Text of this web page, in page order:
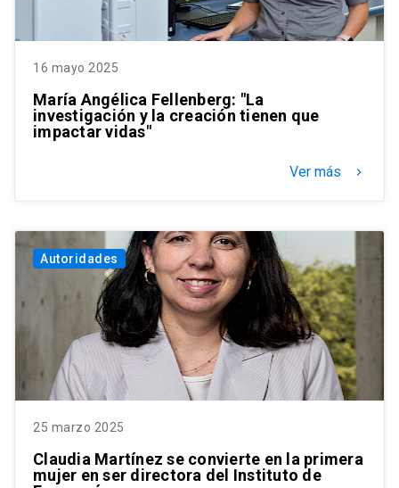
16 mayo 2025
María Angélica Fellenberg: "La
investigación y la creación tienen que
impactar vidas"
Ver más keyboard_arrow_right
Autoridades
25 marzo 2025
Claudia Martínez se convierte en la primera
mujer en ser directora del Instituto de